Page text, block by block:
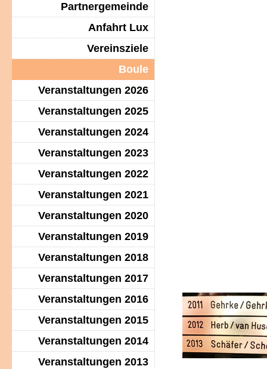
Partnergemeinde
Anfahrt Lux
Vereinsziele
Boule
Veranstaltungen 2026
Veranstaltungen 2025
Veranstaltungen 2024
Veranstaltungen 2023
Veranstaltungen 2022
Veranstaltungen 2021
Veranstaltungen 2020
Veranstaltungen 2019
Veranstaltungen 2018
Veranstaltungen 2017
Veranstaltungen 2016
Veranstaltungen 2015
Veranstaltungen 2014
Veranstaltungen 2013